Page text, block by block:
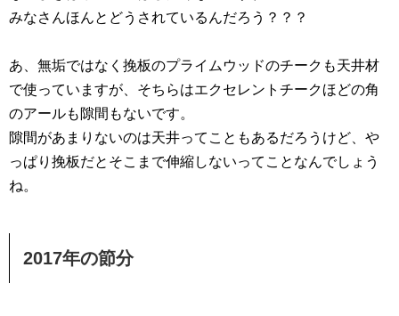
みなさんほんとどうされているんだろう？？？
あ、無垢ではなく挽板のプライムウッドのチークも天井材
で使っていますが、そちらはエクセレントチークほどの角
のアールも隙間もないです。
隙間があまりないのは天井ってこともあるだろうけど、や
っぱり挽板だとそこまで伸縮しないってことなんでしょう
ね。
2017年の節分